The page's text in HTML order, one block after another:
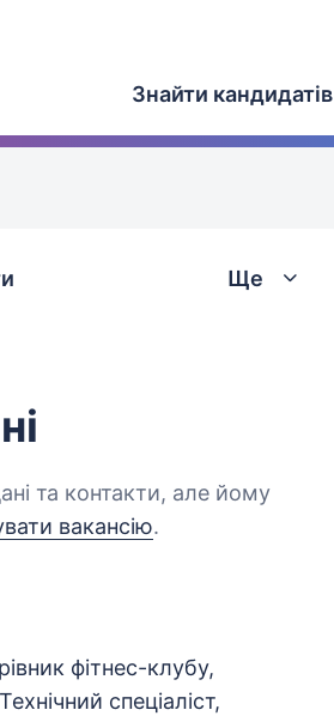
Знайти кандидатів
Ще
та контакти, але йому
вакансію.
фітнес-клубу,
спеціаліст,